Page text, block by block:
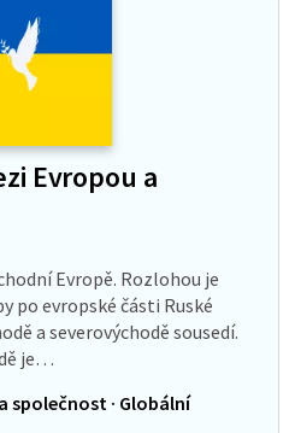
Evropou a
Evropě. Rozlohou je
po evropské části Ruské
a severovýchodě sousedí.
je…
společnost · Globální